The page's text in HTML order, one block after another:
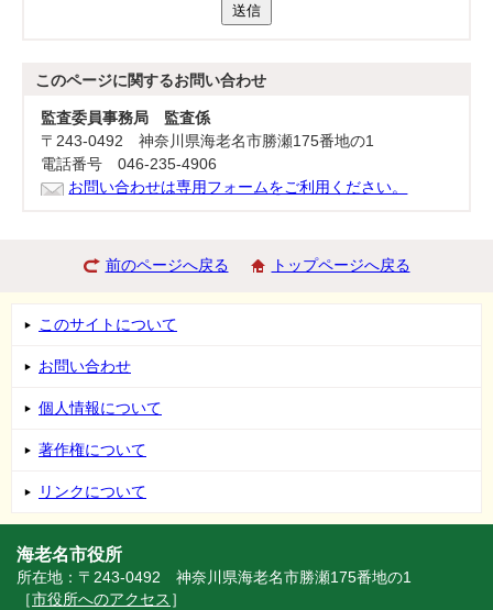
送信
このページに関するお問い合わせ
監査委員事務局 監査係
〒243-0492 神奈川県海老名市勝瀬175番地の1
電話番号 046-235-4906
お問い合わせは専用フォームをご利用ください。
前のページへ戻る トップページへ戻る
このサイトについて
お問い合わせ
個人情報について
著作権について
リンクについて
海老名市役所
所在地：〒243-0492 神奈川県海老名市勝瀬175番地の1
［市役所へのアクセス ］